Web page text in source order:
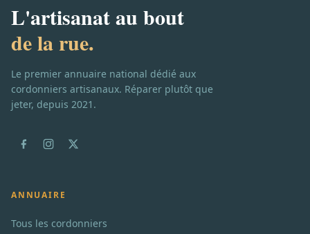
L'artisanat au bout
de la rue.
Le premier annuaire national dédié aux
cordonniers artisanaux. Réparer plutôt que
jeter, depuis 2021.
ANNUAIRE
Tous les cordonniers